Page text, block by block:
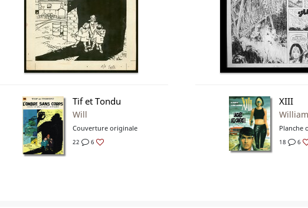
Tif et Tondu
Will
Couverture originale
22 6
XIII
Planche
18 6